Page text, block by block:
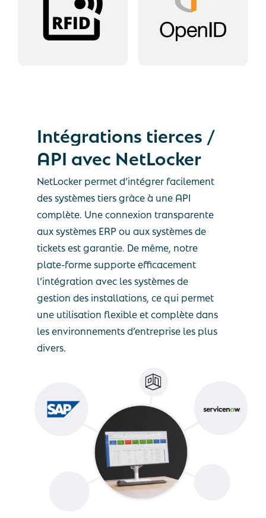
Intégrations tierces /
API avec NetLocker
NetLocker permet d’intégrer facilement
des systèmes tiers grâce à une API
complète. Une connexion transparente
aux systèmes ERP ou aux systèmes de
tickets est garantie. De même, notre
plate-forme supporte efficacement
l’intégration avec les systèmes de
gestion des installations, ce qui permet
une utilisation flexible et complète dans
les environnements d’entreprise les plus
divers.